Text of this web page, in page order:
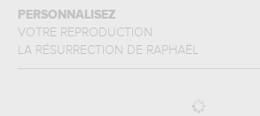
PERSONNALISEZ
VOTRE REPRODUCTION
LA RÉSURRECTION DE RAPHAËL